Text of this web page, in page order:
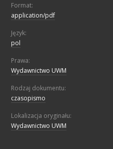
Format:
application/pdf
Język:
pol
Prawa:
Wydawnictwo UWM
Rodzaj dokumentu:
czasopismo
Lokalizacja oryginału:
Wydawnictwo UWM